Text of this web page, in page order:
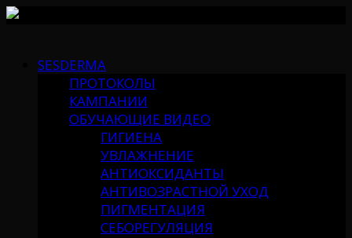
contentSESDERMA
ПРОТОКОЛЫ
КАМПАНИИ
ОБУЧАЮЩИЕ ВИДЕО
ГИГИЕНА
УВЛАЖНЕНИЕ
АНТИОКСИДАНТЫ
АНТИВОЗРАСТНОЙ УХОД
ПИГМЕНТАЦИЯ
СЕБОРЕГУЛЯЦИЯ